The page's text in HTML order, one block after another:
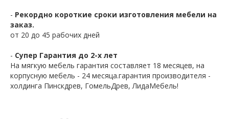
- Рекордно короткие сроки изготовления мебели на
заказ.
от 20 до 45 рабочих дней
- Супер Гарантия до 2-х лет
На мягкую мебель гарантия составляет 18 месяцев, на
корпусную мебель - 24 месяца.гарантия производителя -
холдинга Пинскдрев, ГомельДрев, ЛидаМебель!